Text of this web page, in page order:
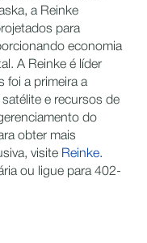
a Reinke
para
economia
A Reinke é líder
foi a primeira a
e recursos de
do
obter mais
visite Reinke.
ou ligue para 402-